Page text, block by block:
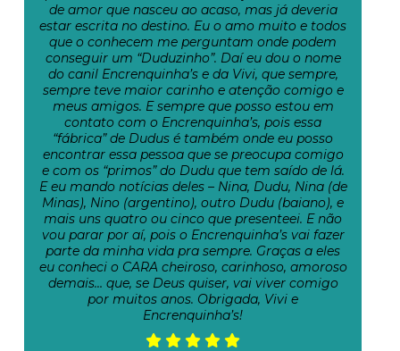
de amor que nasceu ao acaso, mas já deveria
estar escrita no destino. Eu o amo muito e todos
que o conhecem me perguntam onde podem
conseguir um “Duduzinho”. Daí eu dou o nome
do canil Encrenquinha’s e da Vivi, que sempre,
sempre teve maior carinho e atenção comigo e
meus amigos. E sempre que posso estou em
contato com o Encrenquinha’s, pois essa
“fábrica” de Dudus é também onde eu posso
encontrar essa pessoa que se preocupa comigo
e com os “primos” do Dudu que tem saído de lá.
E eu mando notícias deles – Nina, Dudu, Nina (de
Minas), Nino (argentino), outro Dudu (baiano), e
mais uns quatro ou cinco que presenteei. E não
vou parar por aí, pois o Encrenquinha’s vai fazer
parte da minha vida pra sempre. Graças a eles
eu conheci o CARA cheiroso, carinhoso, amoroso
demais… que, se Deus quiser, vai viver comigo
por muitos anos. Obrigada, Vivi e
Encrenquinha’s!